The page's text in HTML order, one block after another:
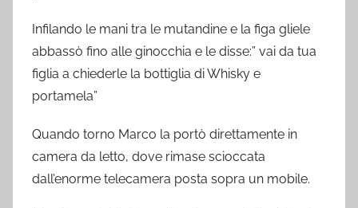
Infilando le mani tra le mutandine e la figa gliele
abbassò fino alle ginocchia e le disse:” vai da tua
figlia a chiederle la bottiglia di Whisky e
portamela”
Quando torno Marco la portò direttamente in
camera da letto, dove rimase scioccata
dall’enorme telecamera posta sopra un mobile.